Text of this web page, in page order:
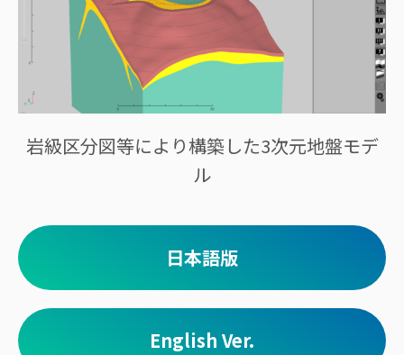
岩級区分図等により構築した3次元地盤モデ
ル
日本語版
English Ver.